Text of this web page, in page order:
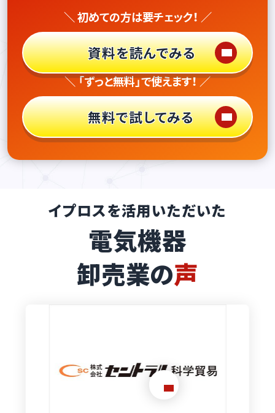
＼ 初めての方は要チェック！ ／
資料を読んでみる
＼ 「ずっと無料」で使えます！ ／
無料で試してみる
イプロスを活用いただいた
電気機器
卸売業の声